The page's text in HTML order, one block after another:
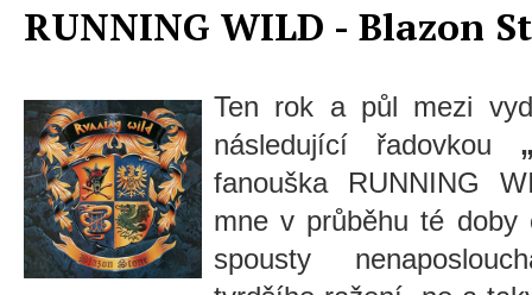
RUNNING WILD - Blazon
Ten rok a půl mezi
následující řadovkou
fanouška RUNNING
mne v průběhu té doby
spousty